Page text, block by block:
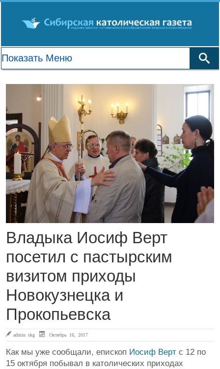
Владыка Иосиф Верт
посетил с пастырским
визитом приходы
Новокузнецка и
Прокопьевска
admin skg Октябрь 16, 2017
Как мы уже сообщали, епископ Иосиф Верт с 12 по
15 октября побывал в католических приходах